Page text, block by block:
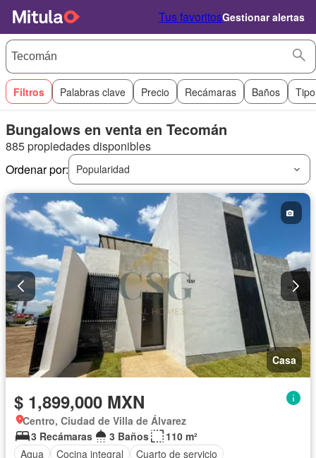
Tus favoritosGestionar alertas
Filtros Palabras clave Precio Recámaras Baños
Bungalows en venta en Tecomán
885 propiedades disponibles
Ordenar por:
Popularidad
Casa
$ 1,899,000 MXN
Centro, Ciudad de Villa de Álvarez
3 Recámaras
3 Baños
110 m²
Agua
Cocina integral
Cuarto de servicio